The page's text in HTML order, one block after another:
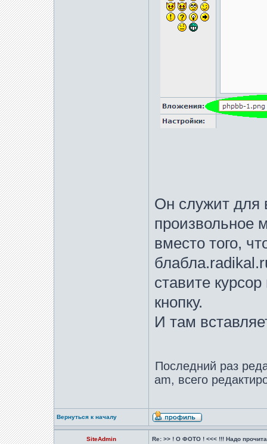
Он служит для
произвольное
вместо того,
ставите
кнопку.
И там
Последний раз
am, всего
Вернуться к началу
SiteAdmin Re: >> ! О ФОТО ! <<< !!! Надо